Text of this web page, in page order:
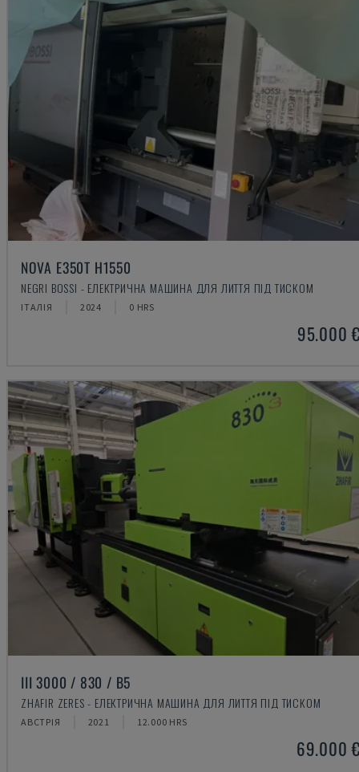
NOVA E350T H1550
NEGRI BOSSI - ЕЛЕКТРИЧНА МАШИНА ДЛЯ ЛИТТЯ ПІД ТИСКОМ
ІТАЛІЯ 2024 0 HRS
95.000
III 3000 / 830 / B5
ZHAFIR ZERES - ЕЛЕКТРИЧНА МАШИНА ДЛЯ ЛИТТЯ ПІД ТИСКОМ
АВСТРІЯ 2021 12.000 HRS
69.000